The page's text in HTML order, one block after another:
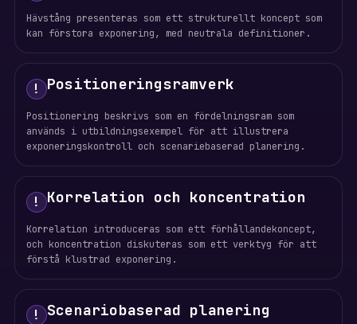
Hävstång presenteras som ett strukturellt koncept som
kan förstora exponering, med neutrala definitioner.
! Positioneringsramverk
Positionering beskrivs som en fördelningsram som
används i utbildningsexempel för att illustrera
exponeringskontroll och scenariebaserad planering.
! Korrelation och koncentration
Korrelation introduceras som ett förhållandekoncept,
och koncentration diskuteras som ett verktyg för att
förstå klustrad exponering.
! Scenariobaserad planering